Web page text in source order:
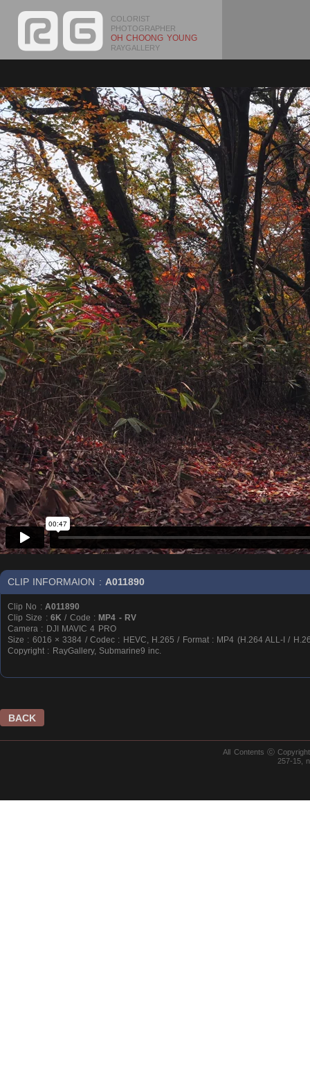
COLORIST
PHOTOGRAPHER
OH CHOONG YOUNG
RAYGALLERY
CLIP INFORMAION : A011890
Clip No : A011890
Clip Size : 6K / Code : MP4 - RV
Camera : DJI MAVIC 4 PRO
Size : 6016 × 3384 / Codec : HEVC, H.265 / Format : MP4 (H.264 ALL-I /
Copyright : RayGallery, Submarine9 inc.
BACK
All Contents ⓒ
257-15,